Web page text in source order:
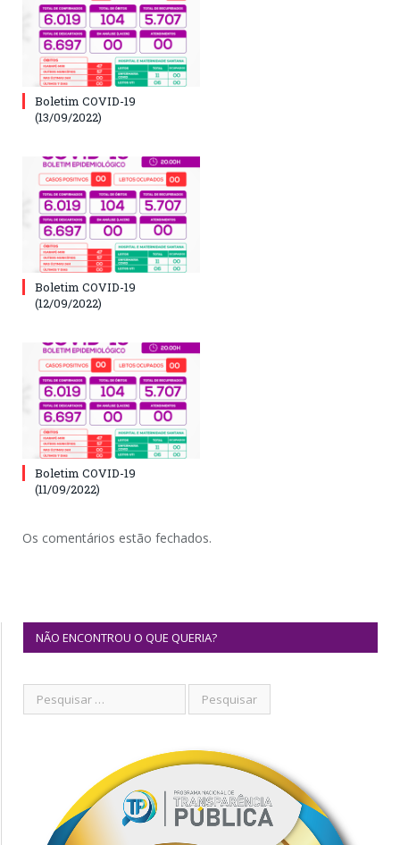
Boletim COVID-19
(13/09/2022)
Boletim COVID-19
(12/09/2022)
Boletim COVID-19
(11/09/2022)
Os comentários estão fechados.
NÃO ENCONTROU O QUE QUERIA?